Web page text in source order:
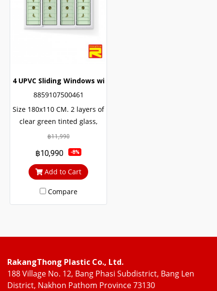
4 UPVC Sliding Windows with Wrought Iron + 2 Layers of
8859107500461
Size 180x110 CM. 2 layers of
clear green tinted glass,
sun and UV protection. with
noise Middle braces
prevent theft up to 100%
฿11,990
฿10,990 -8%
Add to Cart
Compare
RakangThong Plastic Co., Ltd.
188 Village No. 12, Bang Phasi Subdistrict, Bang Len
District, Nakhon Pathom Province 73130